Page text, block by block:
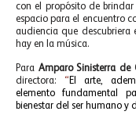
con el propósito de
espacio para el encuentro
audiencia que descubriera
hay en la música.
Para Amparo Sinisterra de
directora:
“ El arte,
elemento fundamental
bienestar del ser humano y